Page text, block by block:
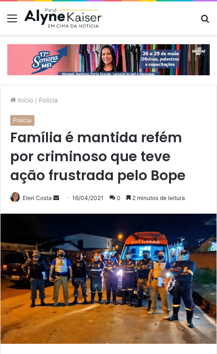
Menu
Início / Polícia
Polícia
Família é mantida refém
por criminoso que teve
ação frustrada pelo Bope
Elen Costa
Mande16/04/2021 0 2 minutos de leitura